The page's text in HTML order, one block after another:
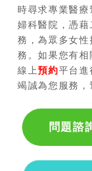
時尋求專業醫
婦科醫院，憑藉
務，為眾多女性
務。如果您有
線上預約平台進
竭誠為您服務，
問題諮